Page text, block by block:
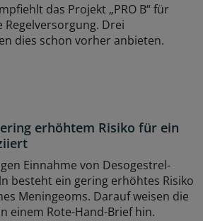
das Projekt „PRO B“ für
Regelversorgung. Drei
dies schon vorher anbieten.
erhöhtem Risiko für ein
Einnahme von Desogestrel-
besteht ein gering erhöhtes Risiko
Meningeoms. Darauf weisen die
einem Rote-Hand-Brief hin.